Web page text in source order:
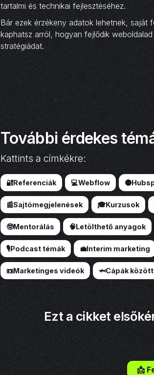
tartalmi és technikai fejlesztéséhez.
Bár ezek érzékeny adatok lehetnek,
kaphatsz arról, hogyan fejlődik
stratégiádat.
További érdekes
Kattints a címkékre:
🔐Referenciák 💻Webflow
📰Sajtómegjelenések 🎓Kurzusok
🤓Mentorálás 🧠Letölthető anyagok
🎙️Podcast témák 💼Interim marketing
📼Marketinges videók 🦈Cápák között
Ezt a cikket
📩